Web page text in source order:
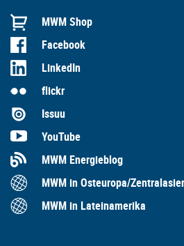
MWM Shop
Facebook
LinkedIn
flickr
Issuu
YouTube
MWM Energieblog
MWM in Osteuropa/
MWM in Lateinamerika